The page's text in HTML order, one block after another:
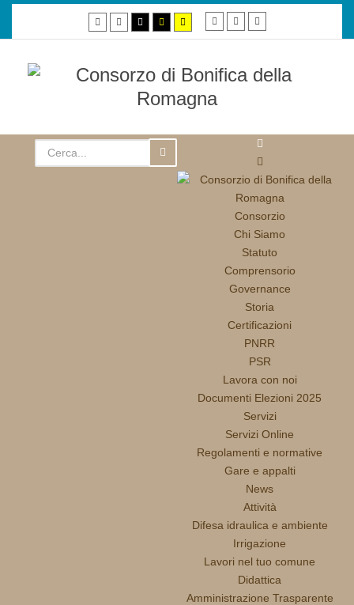
Default
mode
Night
mode
High
contrast
black/white
High
contrast
black/yellow
High
contrast
yellow/black
Smaller
font
Default
font
Larger
Consorzio
Chi Siamo
Statuto
Comprensorio
Governance
Storia
Certificazioni
PNRR
PSR
Lavora con noi
Documenti Elezioni 2025
Servizi
Servizi Online
Regolamenti e normative
Gare e appalti
News
Attività
Difesa idraulica e ambiente
Irrigazione
Lavori nel tuo comune
Didattica
Amministrazione Trasparente